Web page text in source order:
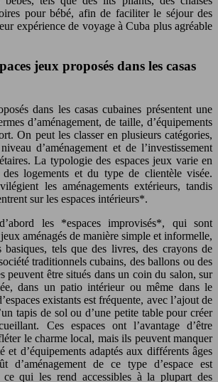
pour bébé, afin de faciliter le séjour des
expérience de voyage à Cuba plus agréable
jeux proposés dans les casas
dans les casas cubaines présentent une
d’aménagement, de taille, d’équipements
On peut les classer en plusieurs catégories,
d’aménagement et de l’investissement
La typologie des espaces jeux varie en
logements et du type de clientèle visée.
les aménagements extérieurs, tandis
sur les espaces intérieurs*.
les *espaces improvisés*, qui sont
aménagés de manière simple et informelle,
basiques, tels que des livres, des crayons de
traditionnels cubains, des ballons ou des
peuvent être situés dans un coin du salon, sur
dans un patio intérieur ou même dans le
existants est fréquente, avec l’ajout de
tapis de sol ou d’une petite table pour créer
Ces espaces ont l’avantage d’être
le charme local, mais ils peuvent manquer
et d’équipements adaptés aux différents âges
d’aménagement de ce type d’espace est
ce qui les rend accessibles à la plupart des